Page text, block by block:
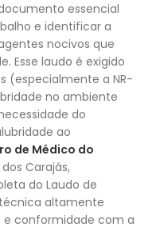
essencial
e identificar a
nocivos que
Esse laudo é exigido
(especialmente a NR-
no ambiente
do
ao
de Médico do
Carajás,
do Laudo de
altamente
e conformidade com a